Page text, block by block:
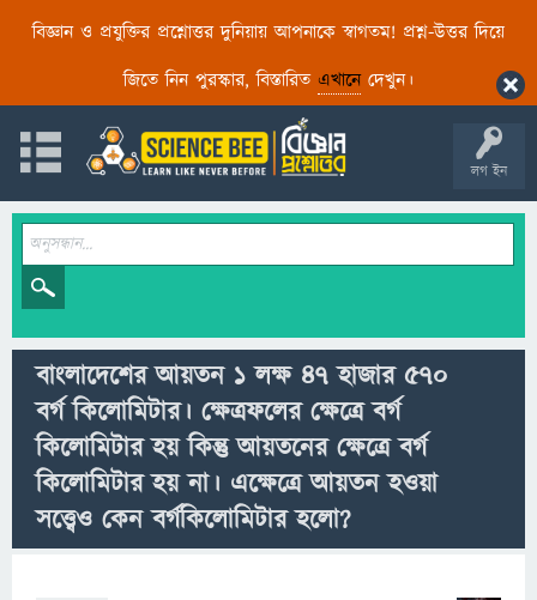
বিজ্ঞান ও প্রযুক্তির প্রশ্নোত্তর দুনিয়ায় আপনাকে স্বাগতম! প্রশ্ন-উত্তর দিয়ে
জিতে নিন পুরস্কার, বিস্তারিত এখানেদেখুন।
লগ ইন
বাংলাদেশের আয়তন ১ লক্ষ ৪৭ হাজার ৫৭০
বর্গ কিলোমিটার। ক্ষেত্রফলের ক্ষেত্রে বর্গ
কিলোমিটার হয় কিন্তু আয়তনের ক্ষেত্রে বর্গ
কিলোমিটার হয় না। এক্ষেত্রে আয়তন হওয়া
সত্ত্বেও কেন বর্গকিলোমিটার হলো?